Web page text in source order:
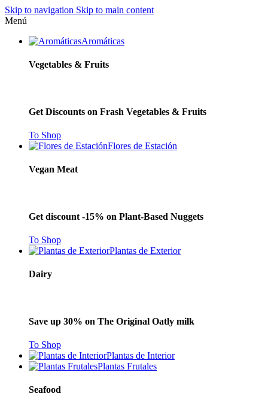
Skip to navigation Skip to main content
Menú
Aromáticas
Vegetables & Fruits
Get Discounts on Frash Vegetables & Fruits
To Shop
Flores de Estación
Vegan Meat
Get discount -15% on Plant-Based Nuggets
To Shop
Plantas de Exterior
Dairy
Save up 30% on The Original Oatly milk
To Shop
Plantas de Interior
Plantas Frutales
Seafood